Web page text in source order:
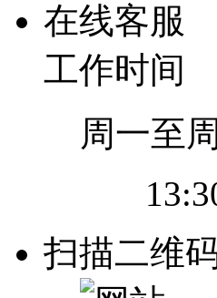
在线客服
工作时间
周一至
扫描二维